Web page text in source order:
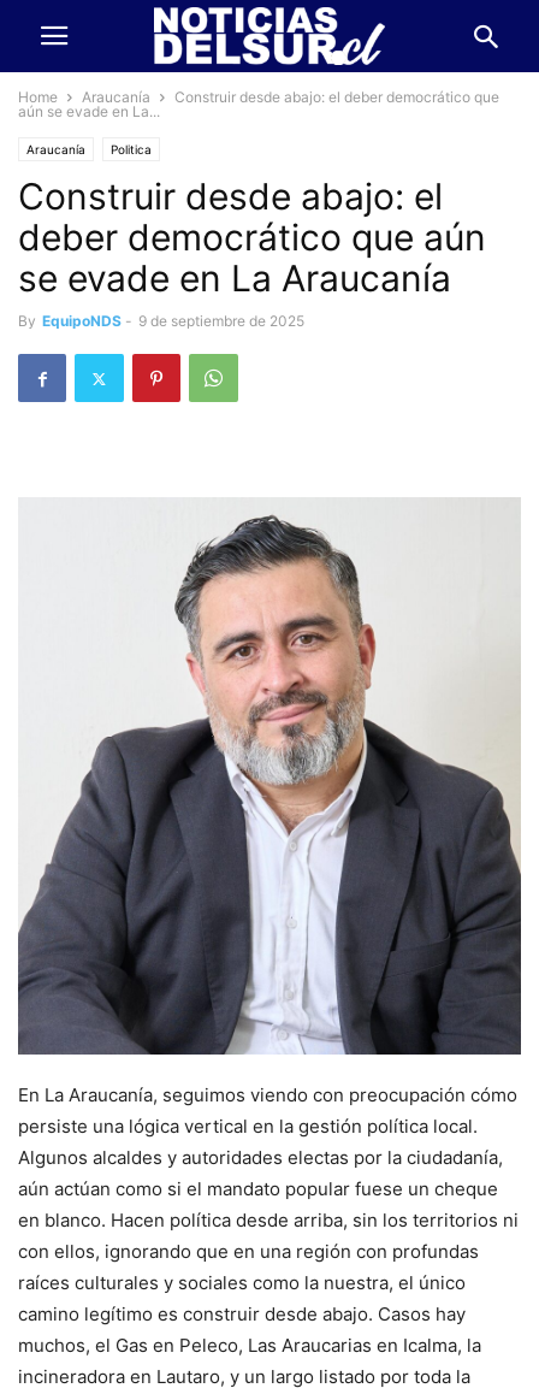
Home Araucanía
Construir desde abajo: el deber democrático que
aún se evade en La...
Araucanía Politica
Construir desde abajo: el
deber democrático que aún
se evade en La Araucanía
By EquipoNDS - 9 de septiembre de 2025
En La Araucanía, seguimos viendo con preocupación cómo
persiste una lógica vertical en la gestión política local.
Algunos alcaldes y autoridades electas por la ciudadanía,
aún actúan como si el mandato popular fuese un cheque
en blanco. Hacen política desde arriba, sin los territorios ni
con ellos, ignorando que en una región con profundas
raíces culturales y sociales como la nuestra, el único
camino legítimo es construir desde abajo. Casos hay
muchos, el Gas en Peleco, Las Araucarias en Icalma, la
incineradora en Lautaro, y un largo listado por toda la